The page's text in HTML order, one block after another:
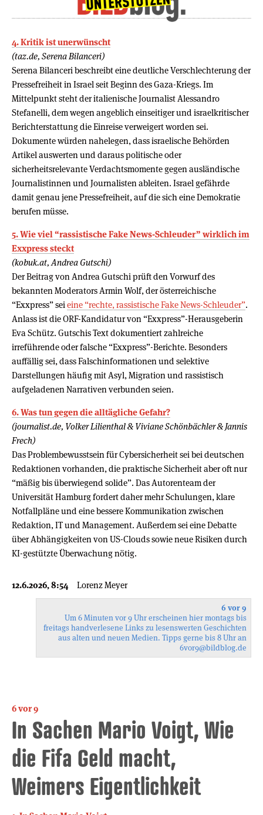
4. Kritik ist unerwünscht
(taz.de, Serena Bilanceri)
Serena Bilanceri beschreibt eine deutliche Verschlechterung der
Pressefreiheit in Israel seit Beginn des Gaza-Kriegs. Im
Mittelpunkt steht der italienische Journalist Alessandro
Stefanelli, dem wegen angeblich einseitiger und israelkritischer
Berichterstattung die Einreise verweigert worden sei.
Dokumente würden nahelegen, dass israelische Behörden
Artikel auswerten und daraus politische oder
sicherheitsrelevante Verdachtsmomente gegen ausländische
Journalistinnen und Journalisten ableiten. Israel gefährde
damit genau jene Pressefreiheit, auf die sich eine Demokratie
berufen müsse.
5. Wie viel “rassistische Fake News-Schleuder” wirklich im
Exxpress steckt
(kobuk.at, Andrea Gutschi)
Der Beitrag von Andrea Gutschi prüft den Vorwurf des
bekannten Moderators Armin Wolf, der österreichische
“Exxpress” sei eine “rechte, rassistische Fake News-Schleuder”.
Anlass ist die ORF-Kandidatur von “Exxpress”-Herausgeberin
Eva Schütz. Gutschis Text dokumentiert zahlreiche
irreführende oder falsche “Exxpress”-Berichte. Besonders
auffällig sei, dass Falschinformationen und selektive
Darstellungen häufig mit Asyl, Migration und rassistisch
aufgeladenen Narrativen verbunden seien.
6. Was tun gegen die alltägliche Gefahr?
(journalist.de, Volker Lilienthal & Viviane Schönbächler & Jannis
Frech)
Das Problembewusstsein für Cybersicherheit sei bei deutschen
Redaktionen vorhanden, die praktische Sicherheit aber oft nur
“mäßig bis überwiegend solide”. Das Autorenteam der
Universität Hamburg fordert daher mehr Schulungen, klare
Notfallpläne und eine bessere Kommunikation zwischen
Redaktion, IT und Management. Außerdem sei eine Debatte
über Abhängigkeiten von US-Clouds sowie neue Risiken durch
KI-gestützte Überwachung nötig.
12.6.2026, 8:54 Lorenz Meyer
6 vor 9
Um 6 Minuten vor 9 Uhr erscheinen hier montags bis
freitags handverlesene Links zu lesenswerten Geschichten
aus alten und neuen Medien. Tipps gerne bis 8 Uhr an
6vor9@bildblog.de
6 vor 9
In Sachen Mario Voigt, Wie
die Fifa Geld macht,
Weimers Eigentlichkeit